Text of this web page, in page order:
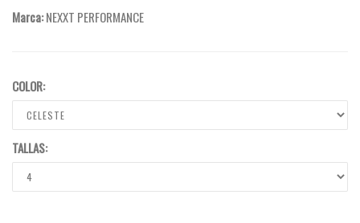
Marca:NEXXT PERFORMANCE
COLOR:
TALLAS: